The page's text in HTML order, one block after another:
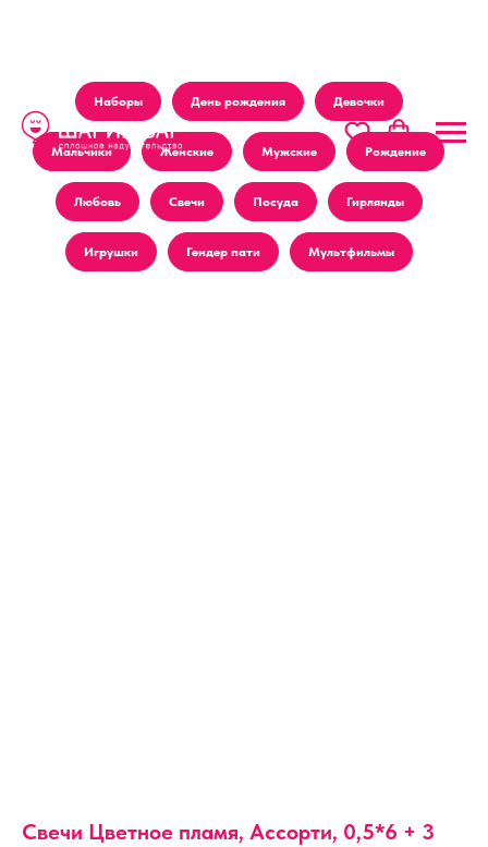
Наборы День рождения Девочки
Мальчики Женские Мужские Рождение
Любовь Свечи Посуда Гирлянды
Игрушки Гендер пати Мультфильмы
Свечи Цветное пламя, Ассорти, 0,5*6 + 3